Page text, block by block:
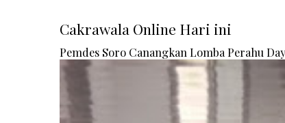
Cakrawala Online Hari ini
Pemdes Soro Canangkan Lomba Perahu